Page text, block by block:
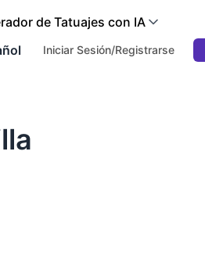
Iniciar Sesión/Registrarse
de Tatuajes con IA